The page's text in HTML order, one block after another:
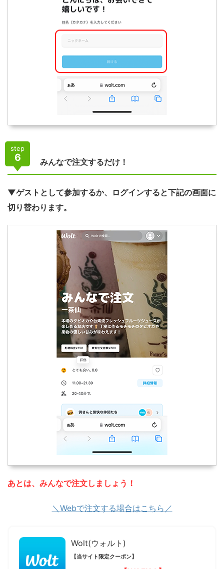
step
6 みんなで注文するだけ！
▼ゲストとして参加するか、ログインすると下記の画面に
切り替わります。
あとは、みんなで注文しましょう！
＼Webで注文する場合はこちら／
Wolt(ウォルト)
【当サイト限定クーポン】